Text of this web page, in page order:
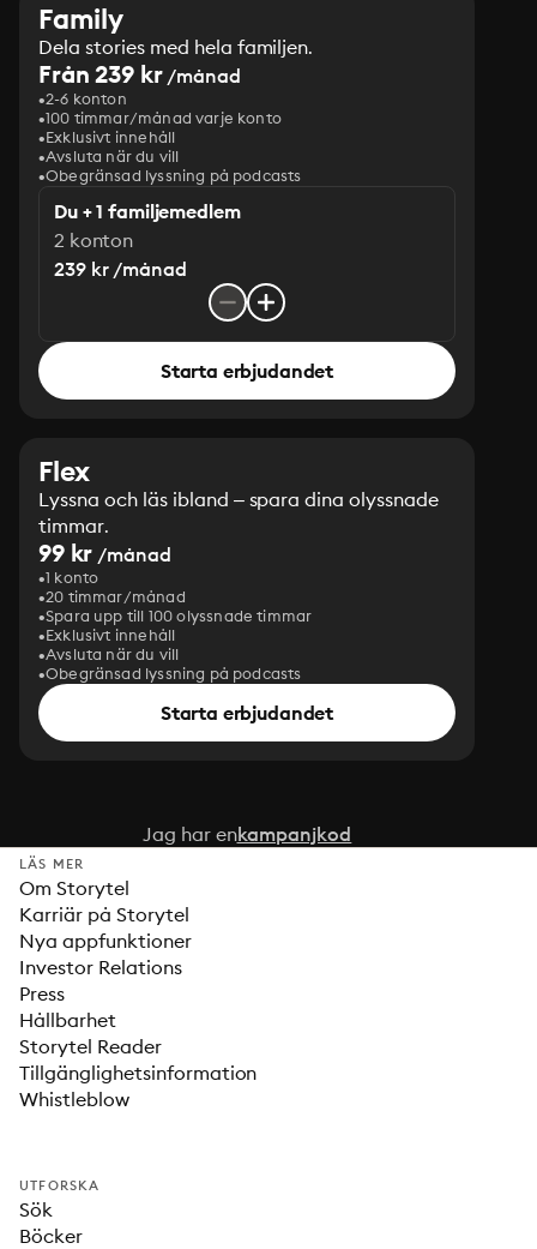
Family
Dela stories med hela familjen.
Från 239 kr/månad
2-6 konton
100 timmar/månad varje konto
Exklusivt innehåll
Avsluta när du vill
Obegränsad lyssning på podcasts
Du + 1 familjemedlem
2 konton
239 kr /månad
Starta erbjudandet
Flex
Lyssna och läs ibland – spara dina olyssnade
timmar.
99 kr /månad
1 konto
20 timmar/månad
Spara upp till 100 olyssnade timmar
Exklusivt innehåll
Avsluta när du vill
Obegränsad lyssning på podcasts
Starta erbjudandet
Jag har enkampanjkod
LÄS MER
Om Storytel
Karriär på Storytel
Nya appfunktioner
Investor Relations
Press
Hållbarhet
Storytel Reader
Tillgänglighetsinformation
Whistleblow
UTFORSKA
Sök
Böcker